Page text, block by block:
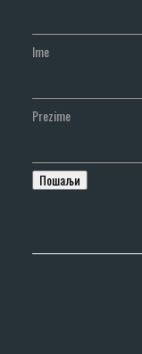
Ime
Prezime